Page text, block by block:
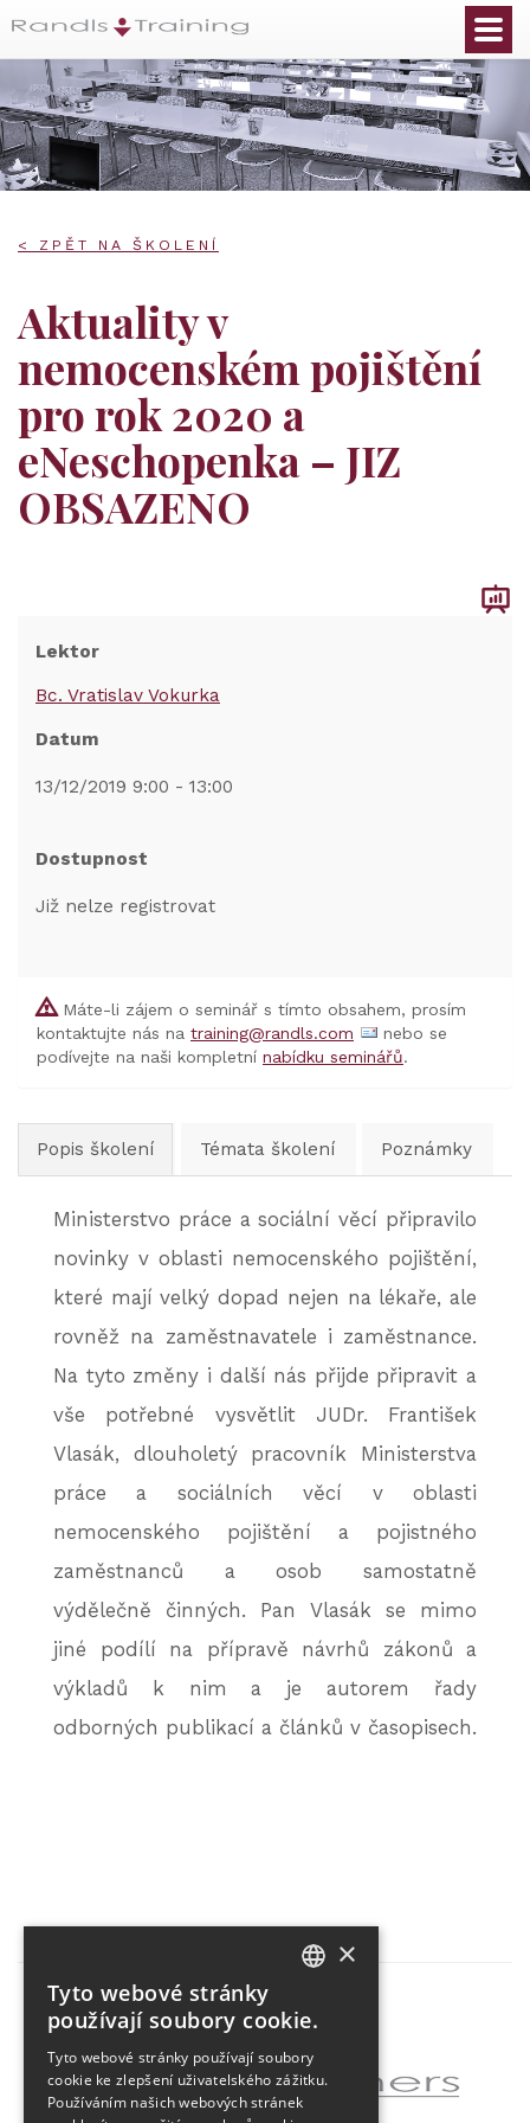
< ZPĚT NA ŠKOLENÍ
Aktuality v
nemocenském pojištění
pro rok 2020 a
eNeschopenka – JIZ
OBSAZENO
Lektor
Bc. Vratislav Vokurka
Datum
13/12/2019 9:00 - 13:00
Dostupnost
Již nelze registrovat
Máte-li zájem o seminář s tímto obsahem, prosím
kontaktujte nás na training@randls.com
nebo se
podívejte na naši kompletní nabídku seminářů.
Popis školení Témata školení Poznámky
Ministerstvo práce a sociální věcí připravilo
novinky v oblasti nemocenského pojištění,
které mají velký dopad nejen na lékaře, ale
rovněž na zaměstnavatele i zaměstnance.
Na tyto změny i další nás přijde připravit a
vše potřebné vysvětlit JUDr. František
Vlasák, dlouholetý pracovník Ministerstva
práce a sociálních věcí v oblasti
nemocenského pojištění a pojistného
zaměstnanců a osob samostatně
výdělečně činných. Pan Vlasák se mimo
jiné podílí na přípravě návrhů zákonů a
výkladů k nim a je autorem řady
odborných publikací a článků v časopisech.
Partner projektu
×
Tyto webové stránky
používají soubory cookie.
Tyto webové stránky používají soubory
cookie ke zlepšení uživatelského zážitku.
Používáním našich webových stránek